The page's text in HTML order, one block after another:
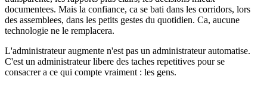
documentees. Mais la confiance, ca se bati dans les corridors, lors
des assemblees, dans les petits gestes du quotidien. Ca, aucune
technologie ne le remplacera.
L'administrateur augmente n'est pas un administrateur automatise.
C'est un administrateur libere des taches repetitives pour se
consacrer a ce qui compte vraiment : les gens.